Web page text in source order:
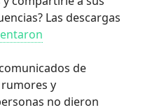
Las descargas
de
y
no dieron